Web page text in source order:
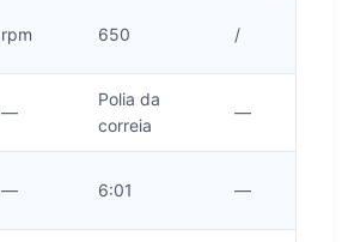
rpm 650 /
—
Polia da
correia
—
— 6:01 —